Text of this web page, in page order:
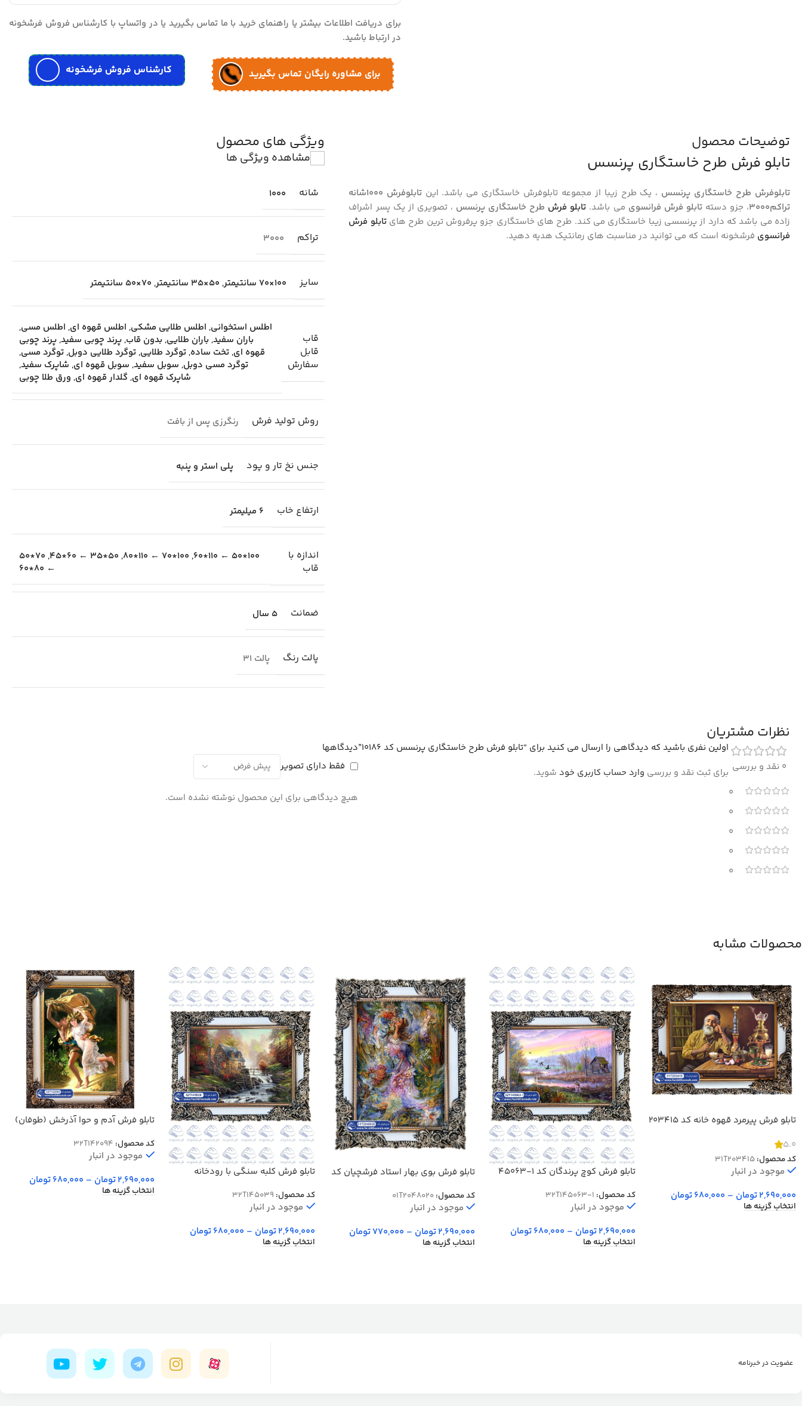
برای دریافت اطلاعات بیشتر یا راهنمای خرید با ما تماس بگیرید یا در واتساپ با کارشناس فروش فرشخونه
در ارتباط باشید.
برای مشاوره رایگان تماس بگیرید کارشناس فروش فرشخونه
توضیحات محصول
تابلو فرش طرح خاستگاری پرنسس
تابلوفرش طرح خاستگاری پرنسس ، یک طرح زیبا از مجموعه تابلوفرش خاستگاری می باشد. این
تابلوفرش 1000شانه
تراکم3000
، جزو دستهتابلو فرش فرانسوی می باشد. تابلو فرش طرح خاستگاری پرنسس ، تصویری از یک پسر اشراف
زاده می باشد که دارد از پرنسسی زیبا خاستگاری می کند. طرح های خاستگاری جزو پرفروش ترین طرح هایتابلو فرش
فرانسوی فرشخونه است که می توانید در مناسبت های رمانتیک هدیه دهید.
ویژگی های محصول
مشاهده ویژگی ها
شانه 1000
تراکم 3000
سایز 100×70 سانتیمتر , 50×35 سانتیمتر , 70×50 سانتیمتر
قاب
قابل
سفارش
اطلس استخوانی, اطلس طلایی مشکی, اطلس قهوه ای, اطلس مسی,
باران سفید,باران طلایی,بدون قاب,پرند چوبی سفید,پرند چوبی
قهوه ای,تخت ساده,توگرد طلایی,توگرد طلایی دوبل,توگرد مسی,
توگرد مسی دوبل, سوبل سفید, سوبل قهوه ای, شاپرک سفید,
شاپرک قهوه ای,گلدار قهوه ای, ورق طلا چوبی
روش تولید فرش رنگرزی پس از بافت
جنس نخ تار و پود پلی استر و پنبه
ارتفاع خاب 6 میلیمتر
اندازه با
قاب
100*50 ← 110*60
,
100*70 ← 110*80
,
50*35 ← 60*45
,
70*50
← 80*60
ضمانت 5 سال
پالت رنگ پالت 31
نظرات مشتریان
0 نقد و بررسی
0
0
0
0
0
دیدگاهها
فقط دارای تصویر
هیچ دیدگاهی برای این محصول نوشته نشده است.
اولین نفری باشید که دیدگاهی را ارسال می کنید برای “تابلو فرش طرح خاستگاری پرنسس کد 10186”
برای ثبت نقد و بررسی وارد حساب کاربری خود شوید.
محصولات مشابه
تابلو فرش پیرمرد قهوه خانه کد 203415
5.0
کد محصول:31T203415
موجود در انبار
2,690,000تومان –
680,000تومان
انتخاب گزینه ها
تابلو فرش کوچ پرندگان کد 1-45063
کد محصول: 32T145063-1
موجود در انبار
2,690,000تومان –
680,000تومان
انتخاب گزینه ها
تابلو فرش بوی بهار استاد فرشچیان کد
کد محصول:01T2048020
موجود در انبار
2,690,000تومان –
770,000تومان
انتخاب گزینه ها
تابلو فرش کلبه سنگی با رودخانه
کد محصول: 32T145039
موجود در انبار
2,690,000تومان –
680,000تومان
انتخاب گزینه ها
تابلو فرش آدم و حوا آذرخش (طوفان)
کد محصول: 32T142094
موجود در انبار
2,690,000تومان –
680,000تومان
انتخاب گزینه ها
عضویت در خبرنامه